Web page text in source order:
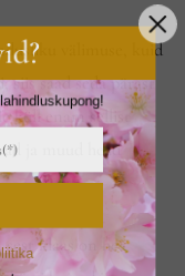
välimuse, kuid
siis saad seda pärast
küll enam sellist
ja muud head
klaas on hea